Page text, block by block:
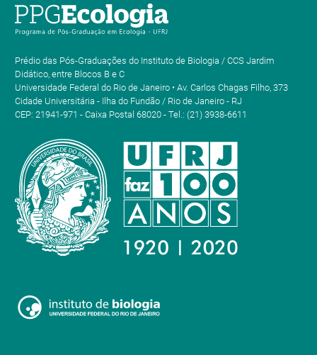
Prédio das Pós-Graduações do Instituto de Biologia / CCS Jardim
Didático, entre Blocos B e C
Universidade Federal do Rio de Janeiro • Av. Carlos Chagas Filho, 373
Cidade Universitária - Ilha do Fundão / Rio de Janeiro - RJ
CEP: 21941-971 - Caixa Postal 68020 - Tel.: (21) 3938-6611